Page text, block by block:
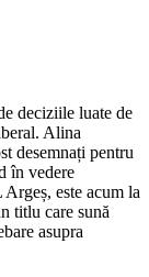
deciziile luate de
Alina
desemnați pentru
în vedere
este acum la
titlu care sună
asupra